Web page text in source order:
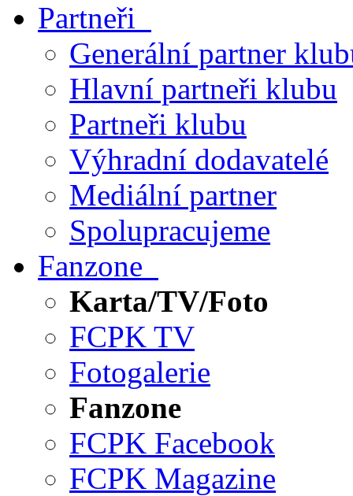
Partneři
Generální partner
Hlavní partneři klubu
Partneři klubu
Výhradní dodavatelé
Mediální partner
Spolupracujeme
Fanzone
Karta/TV/Foto
FCPK TV
Fotogalerie
Fanzone
FCPK Facebook
FCPK Magazine